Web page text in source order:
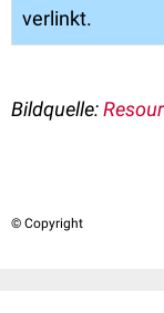
verlinkt.
Bildquelle:
© Copyright